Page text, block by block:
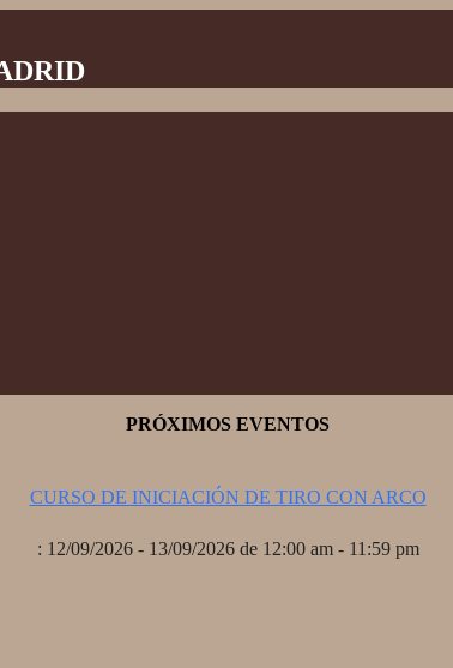
PRÓXIMOS EVENTOS
CURSO DE INICIACIÓN DE TIRO CON ARCO
: 12/09/2026 - 13/09/2026 de 12:00 am - 11:59 pm